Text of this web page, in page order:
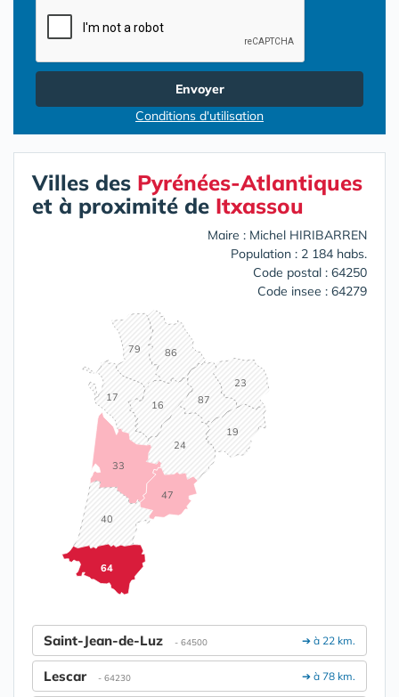
Envoyer
Conditions d'utilisation
Villes des Pyrénées-Atlantiques
et à proximité de Itxassou
Maire : Michel HIRIBARREN
Population : 2 184 habs.
Code postal : 64250
Code insee : 64279
16
17
19
23
24
33
40
47
64
79 86
87
➔ à 22 km.
Saint-Jean-de-Luz - 64500
➔ à 78 km.
Lescar - 64230